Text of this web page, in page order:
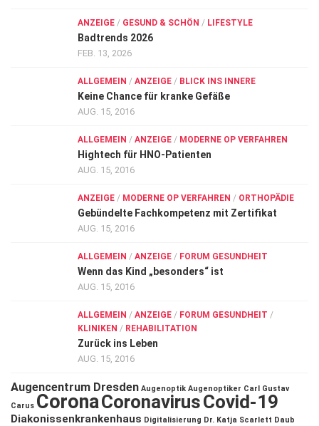
ANZEIGE / GESUND & SCHÖN / LIFESTYLE
Badtrends 2026
FEB. 13, 2026
ALLGEMEIN / ANZEIGE / BLICK INS INNERE
Keine Chance für kranke Gefäße
AUG. 15, 2016
ALLGEMEIN / ANZEIGE / MODERNE OP VERFAHREN
Hightech für HNO-Patienten
AUG. 15, 2016
ANZEIGE / MODERNE OP VERFAHREN / ORTHOPÄDIE
Gebündelte Fachkompetenz mit Zertifikat
AUG. 15, 2016
ALLGEMEIN / ANZEIGE / FORUM GESUNDHEIT
Wenn das Kind „besonders“ ist
AUG. 15, 2016
ALLGEMEIN / ANZEIGE / FORUM GESUNDHEIT /
KLINIKEN / REHABILITATION
Zurück ins Leben
AUG. 15, 2016
Augencentrum Dresden Augenoptik Augenoptiker Carl Gustav
Carus CoronaCoronavirusCovid-19
Diakonissenkrankenhaus Digitalisierung Dr. Katja Scarlett Daub